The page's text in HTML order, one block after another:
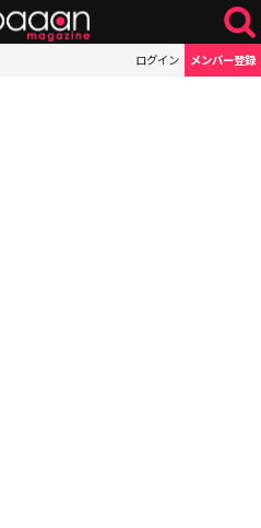
ログイン メンバー登録